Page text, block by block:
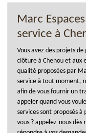
Marc
service à
Vous avez des projets
clôture à Chenou et aux
qualité proposées par
service à tout moment,
afin de vous fournir un
appeler quand vous
services sont proposés
vous ? appelez-nous